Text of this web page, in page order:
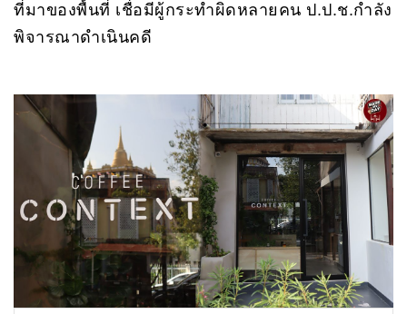
ที่มาของพื้นที่ เชื่อมีผู้กระทำผิดหลายคน ป.ป.ช.กำลัง
พิจารณาดำเนินคดี